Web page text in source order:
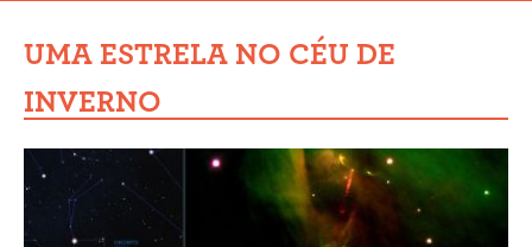
UMA ESTRELA NO CÉU DE
INVERNO